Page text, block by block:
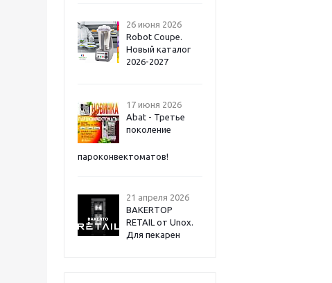
26 июня 2026
Robot Coupe.
Новый каталог
2026-2027
17 июня 2026
Abat - Третье
поколение
пароконвектоматов!
21 апреля 2026
BAKERTOP
RETAIL от Unox.
Для пекарен